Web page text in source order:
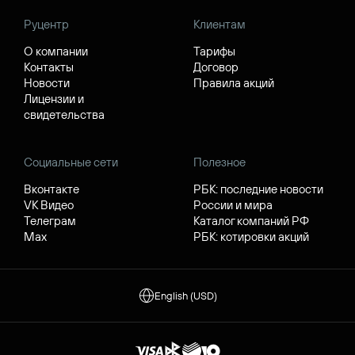
Руцентр
О компании
Контакты
Новости
Лицензии и
свидетельства
Клиентам
Тарифы
Договор
Правила акций
Социальные сети
Вконтакте
VK Видео
Телеграм
Max
Полезное
РБК: последние новости
России и мира
Каталог компаний РФ
РБК: котировки акций
English (USD)